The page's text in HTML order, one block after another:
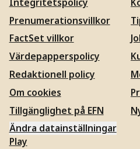
Prenumerationsvillkor
FactSet villkor
Värdepapperspolicy
Redaktionell policy
Om cookies
Tillgänglighet på EFN
Ändra datainställningar
Play